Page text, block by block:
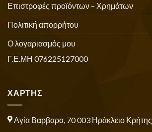
Επιστροφές προϊόντων – Χρημάτων
Πολιτική απορρήτου
Ο λογαριασμός μου
Γ.Ε.ΜΗ 076225127000
ΧΑΡΤΗΣ
Αγία Βαρβαρα, 70 003 Ηράκλειο Κρήτης